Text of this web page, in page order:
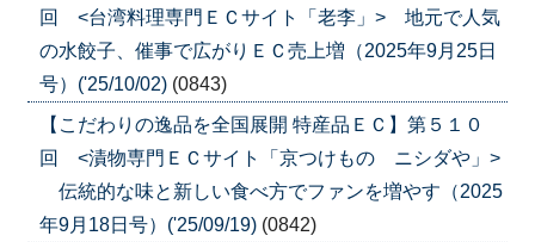
回 <台湾料理専門ＥＣサイト「老李」> 地元で人気
の水餃子、催事で広がりＥＣ売上増（2025年9月25日
号）('25/10/02) (0843)
【こだわりの逸品を全国展開 特産品ＥＣ】第５１０
回 <漬物専門ＥＣサイト「京つけもの ニシダや」>
伝統的な味と新しい食べ方でファンを増やす（2025
年9月18日号）('25/09/19) (0842)